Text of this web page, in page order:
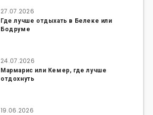
27.07.2026
Где лучше отдыхать в Белеке или
Бодруме
24.07.2026
Мармарис или Кемер, где лучше
отдохнуть
19.06.2026